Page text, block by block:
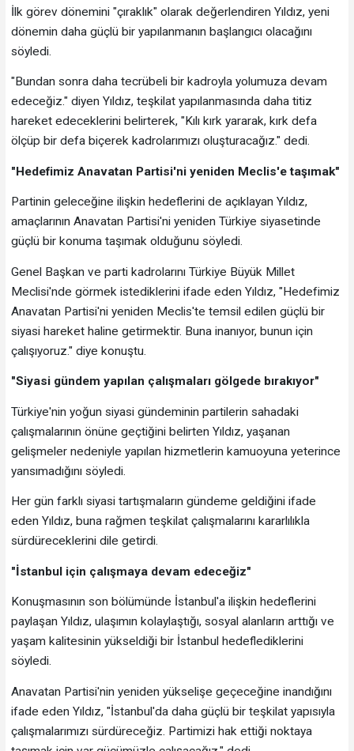
İlk görev dönemini "çıraklık" olarak değerlendiren Yıldız, yeni
dönemin daha güçlü bir yapılanmanın başlangıcı olacağını
söyledi.
"Bundan sonra daha tecrübeli bir kadroyla yolumuza devam
edeceğiz." diyen Yıldız, teşkilat yapılanmasında daha titiz
hareket edeceklerini belirterek, "Kılı kırk yararak, kırk defa
ölçüp bir defa biçerek kadrolarımızı oluşturacağız." dedi.
"Hedefimiz Anavatan Partisi'ni yeniden Meclis'e taşımak"
Partinin geleceğine ilişkin hedeflerini de açıklayan Yıldız,
amaçlarının Anavatan Partisi'ni yeniden Türkiye siyasetinde
güçlü bir konuma taşımak olduğunu söyledi.
Genel Başkan ve parti kadrolarını Türkiye Büyük Millet
Meclisi'nde görmek istediklerini ifade eden Yıldız, "Hedefimiz
Anavatan Partisi'ni yeniden Meclis'te temsil edilen güçlü bir
siyasi hareket haline getirmektir. Buna inanıyor, bunun için
çalışıyoruz." diye konuştu.
"Siyasi gündem yapılan çalışmaları gölgede bırakıyor"
Türkiye'nin yoğun siyasi gündeminin partilerin sahadaki
çalışmalarının önüne geçtiğini belirten Yıldız, yaşanan
gelişmeler nedeniyle yapılan hizmetlerin kamuoyuna yeterince
yansımadığını söyledi.
Her gün farklı siyasi tartışmaların gündeme geldiğini ifade
eden Yıldız, buna rağmen teşkilat çalışmalarını kararlılıkla
sürdüreceklerini dile getirdi.
"İstanbul için çalışmaya devam edeceğiz"
Konuşmasının son bölümünde İstanbul'a ilişkin hedeflerini
paylaşan Yıldız, ulaşımın kolaylaştığı, sosyal alanların arttığı ve
yaşam kalitesinin yükseldiği bir İstanbul hedeflediklerini
söyledi.
Anavatan Partisi'nin yeniden yükselişe geçeceğine inandığını
ifade eden Yıldız, "İstanbul'da daha güçlü bir teşkilat yapısıyla
çalışmalarımızı sürdüreceğiz. Partimizi hak ettiği noktaya